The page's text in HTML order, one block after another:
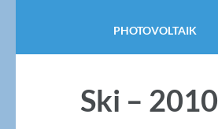
PHOTOVOLTAIK
Ski – 2010